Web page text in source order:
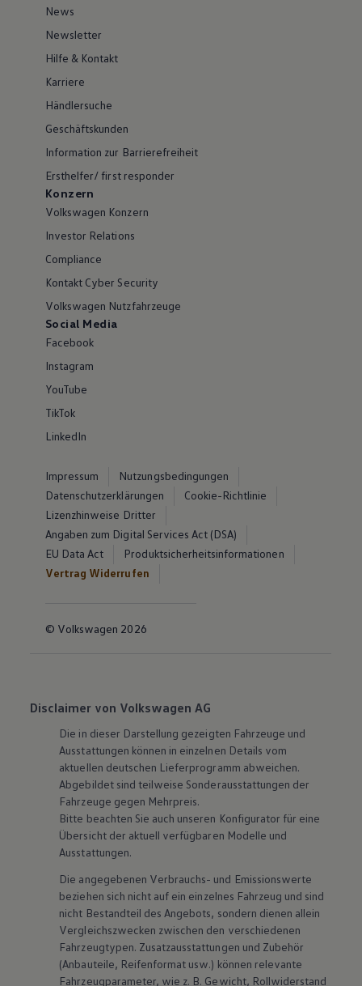
News
Newsletter
Hilfe & Kontakt
Karriere
Händlersuche
Geschäftskunden
Information zur Barrierefreiheit
Ersthelfer/ first responder
Konzern
Volkswagen Konzern
Investor Relations
Compliance
Kontakt Cyber Security
Volkswagen Nutzfahrzeuge
Social Media
Facebook
Instagram
YouTube
TikTok
LinkedIn
Impressum
Nutzungsbedingungen
Datenschutzerklärungen
Cookie-Richtlinie
Lizenzhinweise Dritter
Angaben zum Digital Services Act (DSA)
EU Data Act
Produktsicherheitsinformationen
Vertrag Widerrufen
© Volkswagen 2026
Disclaimer von Volkswagen AG
Die in dieser Darstellung gezeigten Fahrzeuge und
Ausstattungen können in einzelnen Details vom
aktuellen deutschen Lieferprogramm abweichen.
Abgebildet sind teilweise Sonderausstattungen der
Fahrzeuge gegen Mehrpreis.
Bitte beachten Sie auch unseren Konfigurator für eine
Übersicht der aktuell verfügbaren Modelle und
Ausstattungen.
Die angegebenen Verbrauchs- und Emissionswerte
beziehen sich nicht auf ein einzelnes Fahrzeug und sind
nicht Bestandteil des Angebots, sondern dienen allein
Vergleichszwecken zwischen den verschiedenen
Fahrzeugtypen. Zusatzausstattungen und Zubehör
(Anbauteile, Reifenformat usw.) können relevante
Fahrzeugparameter, wie z. B. Gewicht, Rollwiderstand